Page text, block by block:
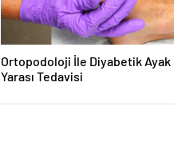
Ortopodoloji İle Diyabetik Ayak
Yarası Tedavisi